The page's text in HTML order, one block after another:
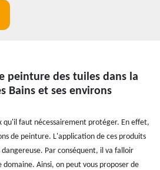
peinture des tuiles dans la
Bains et ses environs
qu'il faut nécessairement protéger. En effet,
de peinture. L'application de ces produits
Par conséquent, il va falloir
Ainsi, on peut vous proposer de